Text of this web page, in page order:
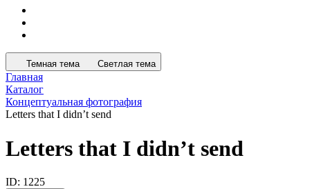
Темная тема Светлая тема
Главная
Каталог
Концептуальная фотография
Letters that I didn’t send
Letters that I didn’t send
ID: 1225